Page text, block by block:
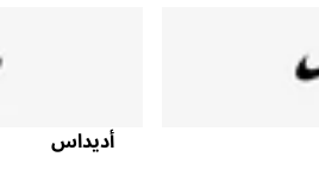
أديداس